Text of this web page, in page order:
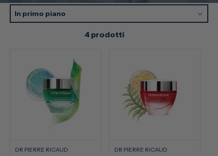
e
z
i
In primo piano
4 prodotti
DR PIERRE RICAUD DR PIERRE RICAUD